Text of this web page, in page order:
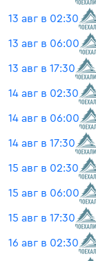
13 авг в 02:30
13 авг в 06:00
13 авг в 17:30
14 авг в 02:30
14 авг в 06:00
14 авг в 17:30
15 авг в 02:30
15 авг в 06:00
15 авг в 17:30
16 авг в 02:30